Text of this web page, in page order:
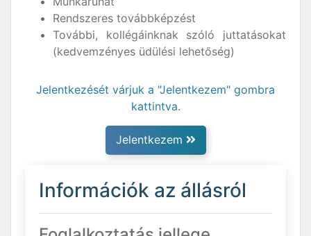
Rendszeres továbbképzést
További, kollégáinknak szóló juttatásokat
(kedvemzényes üdülési lehetőség)
Jelentkezését várjuk a "Jelentkezem" gombra
kattintva.
Jelentkezem
Információk az állásról